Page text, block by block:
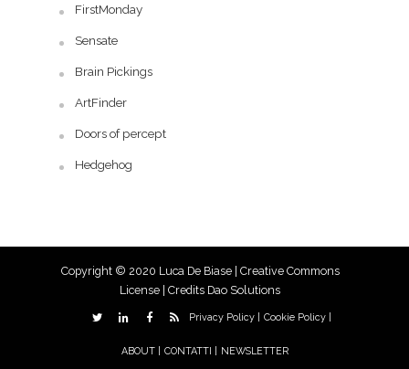
FirstMonday
Sensate
Brain Pickings
ArtFinder
Doors of percept
Hedgehog
Copyright © 2020 Luca De Biase | Creative Commons
License | Credits Dao Solutions
Privacy Policy | Cookie Policy |
ABOUT | CONTATTI | NEWSLETTER